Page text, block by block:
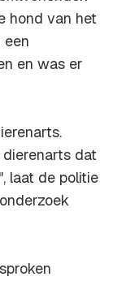
hond van het
een
en was er
dat
laat de politie